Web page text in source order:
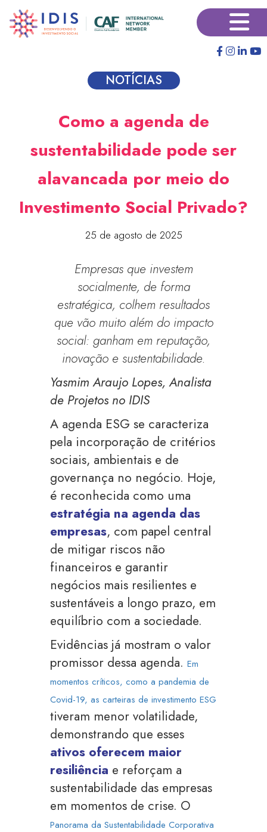
para
NOTÍCIAS
Como a agenda de
sustentabilidade pode ser
alavancada por meio do
Investimento Social Privado?
25 de agosto de 2025
Empresas que investem
socialmente, de forma
estratégica, colhem resultados
que vão muito além do impacto
social: ganham em reputação,
inovação e sustentabilidade.
Yasmim Araujo Lopes, Analista
de Projetos no IDIS
A agenda ESG se caracteriza
pela incorporação de critérios
sociais, ambientais e de
governança no negócio. Hoje,
é reconhecida como uma
estratégia na agenda das
empresas, com papel central
de mitigar riscos não
financeiros e garantir
negócios mais resilientes e
sustentáveis a longo prazo, em
equilíbrio com a sociedade.
Evidências já mostram o valor
promissor dessa agenda.Em
momentos críticos, como a pandemia de
Covid-19, as carteiras de investimento ESG
tiveram menor volatilidade,
demonstrando que esses
ativos oferecem maior
resiliência e reforçam a
sustentabilidade das empresas
em momentos de crise. O
Panorama da Sustentabilidade Corporativa